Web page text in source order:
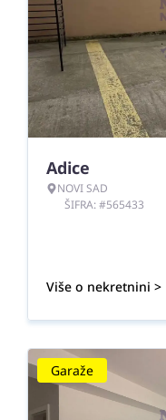
Adice
NOVI SAD
ŠIFRA: #565433
Više o nekretnini >
Garaže